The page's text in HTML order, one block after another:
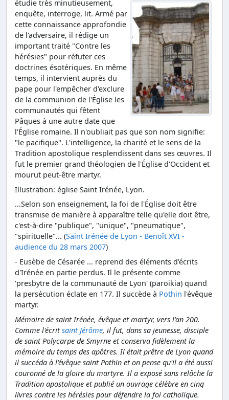
étudie très minutieusement,
enquête, interroge, lit. Armé par
cette connaissance approfondie
de l'adversaire, il rédige un
important traité "Contre les
hérésies" pour réfuter ces
doctrines ésotériques. En même
temps, il intervient auprès du
pape pour l'empêcher d'exclure
de la communion de l'Église les
communautés qui fêtent
Pâques à une autre date que
l'Église romaine. Il n'oubliait pas que son nom signifie:
"le pacifique". L'intelligence, la charité et le sens de la
Tradition apostolique resplendissent dans ses œuvres. Il
fut le premier grand théologien de l'Église d'Occident et
mourut peut-être martyr.
Illustration: église Saint Irénée, Lyon.
...Selon son enseignement, la foi de l'Église doit être
transmise de manière à apparaître telle qu'elle doit être,
c'est-à-dire "publique", "unique", "pneumatique",
"spirituelle"... (Saint Irénée de Lyon - Benoît XVI -
audience du 28 mars 2007)
- Eusèbe de Césarée ... reprend des éléments d'écrits
d'Irénée en partie perdus. Il le présente comme
'presbytre de la communauté de Lyon' (paroikia) quand
la persécution éclate en 177. Il succède à Pothin l'évêque
martyr.
Mémoire de saint Irénée, évêque et martyr, vers l'an 200.
Comme l'écritsaint Jérôme, il fut, dans sa jeunesse, disciple
de saint Polycarpe de Smyrne et conserva fidèlement la
mémoire du temps des apôtres. Il était prêtre de Lyon quand
il succéda à l'évêque saint Pothin et on pense qu'il a été aussi
couronné de la gloire du martyre. Il a exposé sans relâche la
Tradition apostolique et publié un ouvrage célèbre en cinq
livres contre les hérésies pour défendre la foi catholique.